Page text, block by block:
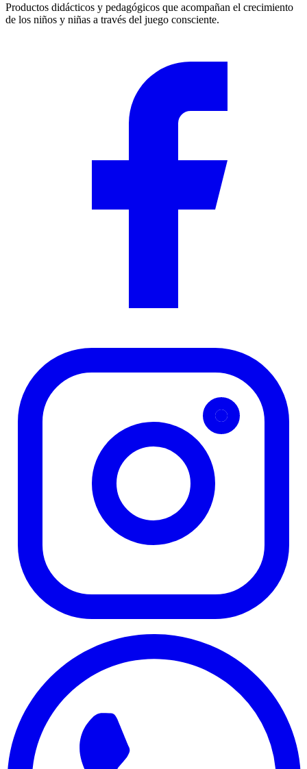
Productos didácticos y pedagógicos que acompañan el crecimiento
de los niños y niñas a través del juego consciente.